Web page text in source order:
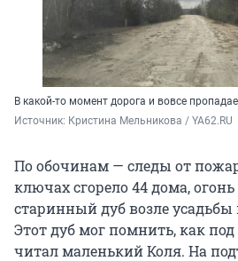
В какой-то момент дорога и вовсе
Источник: Кристина Мельникова / YA62.RU
По обочинам — следы от
ключах сгорело 44 дома,
старинный дуб возле усадьбы
Этот дуб мог помнить, как
читал маленький Коля. На